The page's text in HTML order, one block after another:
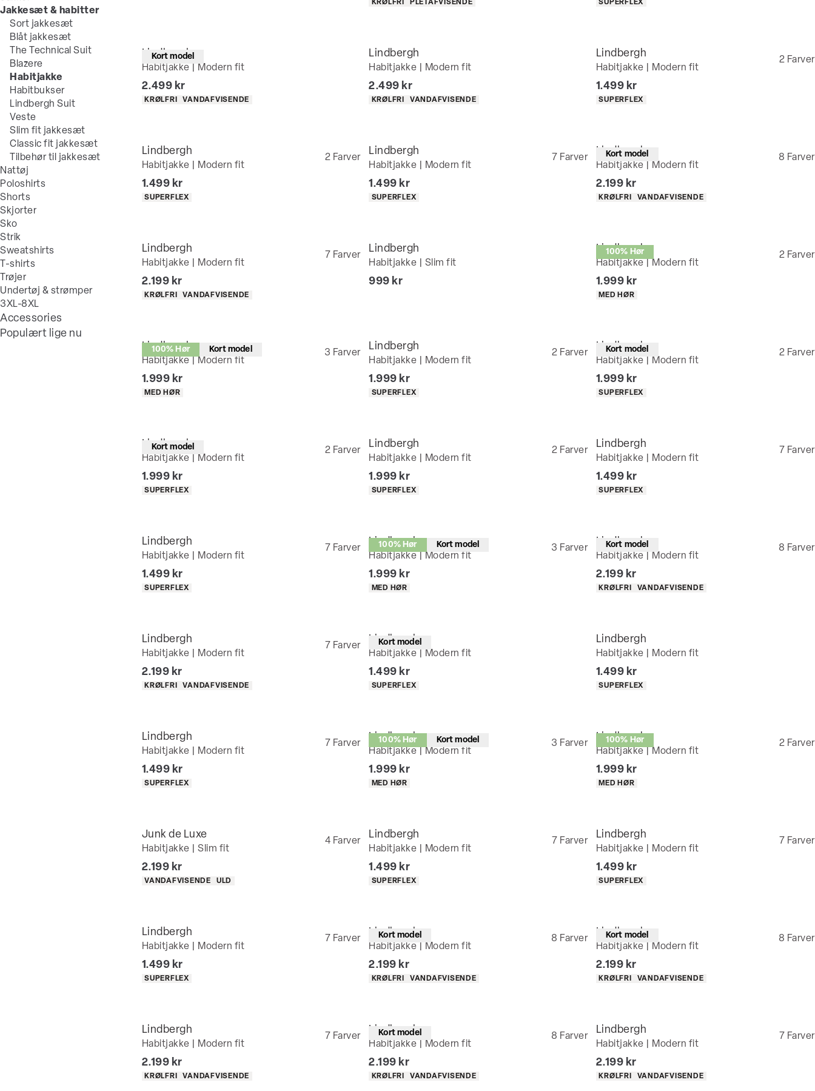
Jakkesæt & habitter
Sort jakkesæt
Blåt jakkesæt
The Technical Suit
Blazere
Habitjakke
Habitbukser
Lindbergh Suit
Veste
Slim fit jakkesæt
Classic fit jakkesæt
Tilbehør til jakkesæt
Nattøj
Poloshirts
Shorts
Skjorter
Sko
Strik
Sweatshirts
T-shirts
Trøjer
Undertøj & strømper
3XL-8XL
Accessories
Populært lige nu
KRØLFRI PLETAFVISENDE SUPERFLEX
Kort model
Lindbergh
Habitjakke | Modern fit
I alt (inkl. rabat)
2.499 kr
Produkt egenskaber
KRØLFRI VANDAFVISENDE
Lindbergh
Habitjakke | Modern fit
I alt (inkl. rabat)
2.499 kr
Produkt egenskaber
KRØLFRI VANDAFVISENDE
Lindbergh
Habitjakke | Modern fit
2 Farver
I alt (inkl. rabat)
1.499 kr
Produkt egenskaber
SUPERFLEX
Lindbergh
Habitjakke | Modern fit
2 Farver
I alt (inkl. rabat)
1.499 kr
Produkt egenskaber
SUPERFLEX
Lindbergh
Habitjakke | Modern fit
7 Farver
I alt (inkl. rabat)
1.499 kr
Produkt egenskaber
SUPERFLEX
Kort model
Lindbergh
Habitjakke | Modern fit
8 Farver
I alt (inkl. rabat)
2.199 kr
Produkt egenskaber
KRØLFRI VANDAFVISENDE
Lindbergh
Habitjakke | Modern fit
7 Farver
I alt (inkl. rabat)
2.199 kr
Produkt egenskaber
KRØLFRI VANDAFVISENDE
Lindbergh
Habitjakke | Slim fit
I alt (inkl. rabat)
999 kr
100% Hør
Lindbergh
Habitjakke | Modern fit
2 Farver
I alt (inkl. rabat)
1.999 kr
Produkt egenskaber
MED HØR
100% Hør Kort model
Lindbergh
Habitjakke | Modern fit
3 Farver
I alt (inkl. rabat)
1.999 kr
Produkt egenskaber
MED HØR
Lindbergh
Habitjakke | Modern fit
2 Farver
I alt (inkl. rabat)
1.999 kr
Produkt egenskaber
SUPERFLEX
Kort model
Lindbergh
Habitjakke | Modern fit
2 Farver
I alt (inkl. rabat)
1.999 kr
Produkt egenskaber
SUPERFLEX
Kort model
Lindbergh
Habitjakke | Modern fit
2 Farver
I alt (inkl. rabat)
1.999 kr
Produkt egenskaber
SUPERFLEX
Lindbergh
Habitjakke | Modern fit
2 Farver
I alt (inkl. rabat)
1.999 kr
Produkt egenskaber
SUPERFLEX
Lindbergh
Habitjakke | Modern fit
7 Farver
I alt (inkl. rabat)
1.499 kr
Produkt egenskaber
SUPERFLEX
Lindbergh
Habitjakke | Modern fit
7 Farver
I alt (inkl. rabat)
1.499 kr
Produkt egenskaber
SUPERFLEX
100% Hør Kort model
Lindbergh
Habitjakke | Modern fit
3 Farver
I alt (inkl. rabat)
1.999 kr
Produkt egenskaber
MED HØR
Kort model
Lindbergh
Habitjakke | Modern fit
8 Farver
I alt (inkl. rabat)
2.199 kr
Produkt egenskaber
KRØLFRI VANDAFVISENDE
Lindbergh
Habitjakke | Modern fit
7 Farver
I alt (inkl. rabat)
2.199 kr
Produkt egenskaber
KRØLFRI VANDAFVISENDE
Kort model
Lindbergh
Habitjakke | Modern fit
I alt (inkl. rabat)
1.499 kr
Produkt egenskaber
SUPERFLEX
Lindbergh
Habitjakke | Modern fit
I alt (inkl. rabat)
1.499 kr
Produkt egenskaber
SUPERFLEX
Lindbergh
Habitjakke | Modern fit
7 Farver
I alt (inkl. rabat)
1.499 kr
Produkt egenskaber
SUPERFLEX
100% Hør Kort model
Lindbergh
Habitjakke | Modern fit
3 Farver
I alt (inkl. rabat)
1.999 kr
Produkt egenskaber
MED HØR
100% Hør
Lindbergh
Habitjakke | Modern fit
2 Farver
I alt (inkl. rabat)
1.999 kr
Produkt egenskaber
MED HØR
Junk de Luxe
Habitjakke | Slim fit
4 Farver
I alt (inkl. rabat)
2.199 kr
Produkt egenskaber
VANDAFVISENDE ULD
Lindbergh
Habitjakke | Modern fit
7 Farver
I alt (inkl. rabat)
1.499 kr
Produkt egenskaber
SUPERFLEX
Lindbergh
Habitjakke | Modern fit
7 Farver
I alt (inkl. rabat)
1.499 kr
Produkt egenskaber
SUPERFLEX
Lindbergh
Habitjakke | Modern fit
7 Farver
I alt (inkl. rabat)
1.499 kr
Produkt egenskaber
SUPERFLEX
Kort model
Lindbergh
Habitjakke | Modern fit
8 Farver
I alt (inkl. rabat)
2.199 kr
Produkt egenskaber
KRØLFRI VANDAFVISENDE
Kort model
Lindbergh
Habitjakke | Modern fit
8 Farver
I alt (inkl. rabat)
2.199 kr
Produkt egenskaber
KRØLFRI VANDAFVISENDE
Lindbergh
Habitjakke | Modern fit
7 Farver
I alt (inkl. rabat)
2.199 kr
Produkt egenskaber
KRØLFRI VANDAFVISENDE
Kort model
Lindbergh
Habitjakke | Modern fit
8 Farver
I alt (inkl. rabat)
2.199 kr
Produkt egenskaber
KRØLFRI VANDAFVISENDE
Lindbergh
Habitjakke | Modern fit
7 Farver
I alt (inkl. rabat)
2.199 kr
Produkt egenskaber
KRØLFRI VANDAFVISENDE